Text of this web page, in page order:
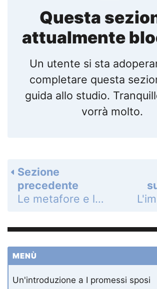
Questa
attualmente
Un utente si sta
completare questa
guida allo studio.
vorrà molto.
Sezione
precedente
Le metafore e le similitudini
MENÙ
Un'introduzione a I promessi sposi